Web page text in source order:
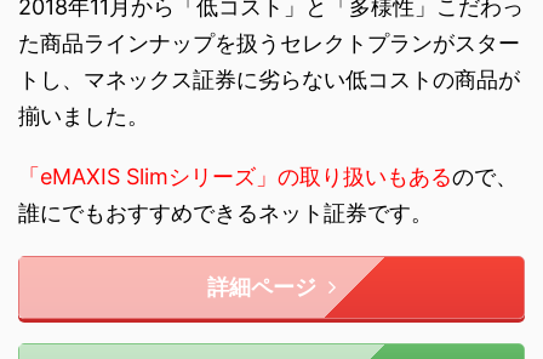
2018年11月から「低コスト」と「多様性」こだわっ
た商品ラインナップを扱うセレクトプランがスター
トし、マネックス証券に劣らない低コストの商品が
揃いました。
「eMAXIS Slimシリーズ」の取り扱いもあるので、
誰にでもおすすめできるネット証券です。
詳細ページ